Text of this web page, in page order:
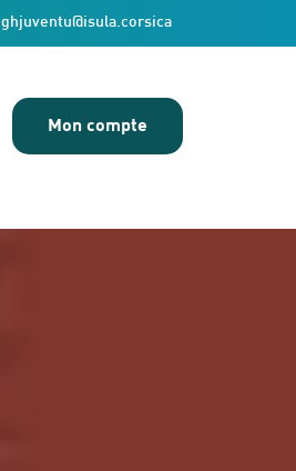
ghjuventu@isula.corsica
Mon compte